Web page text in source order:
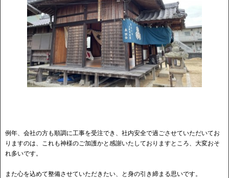
例年、会社の方も順調に工事を受注でき、社内安全で過ごさせていただいてお
りますのは、これも神様のご加護かと感謝いたしておりますところ、大変おそ
れ多いです。
また心を込めて整備させていただきたい、と身の引き締まる思いです。